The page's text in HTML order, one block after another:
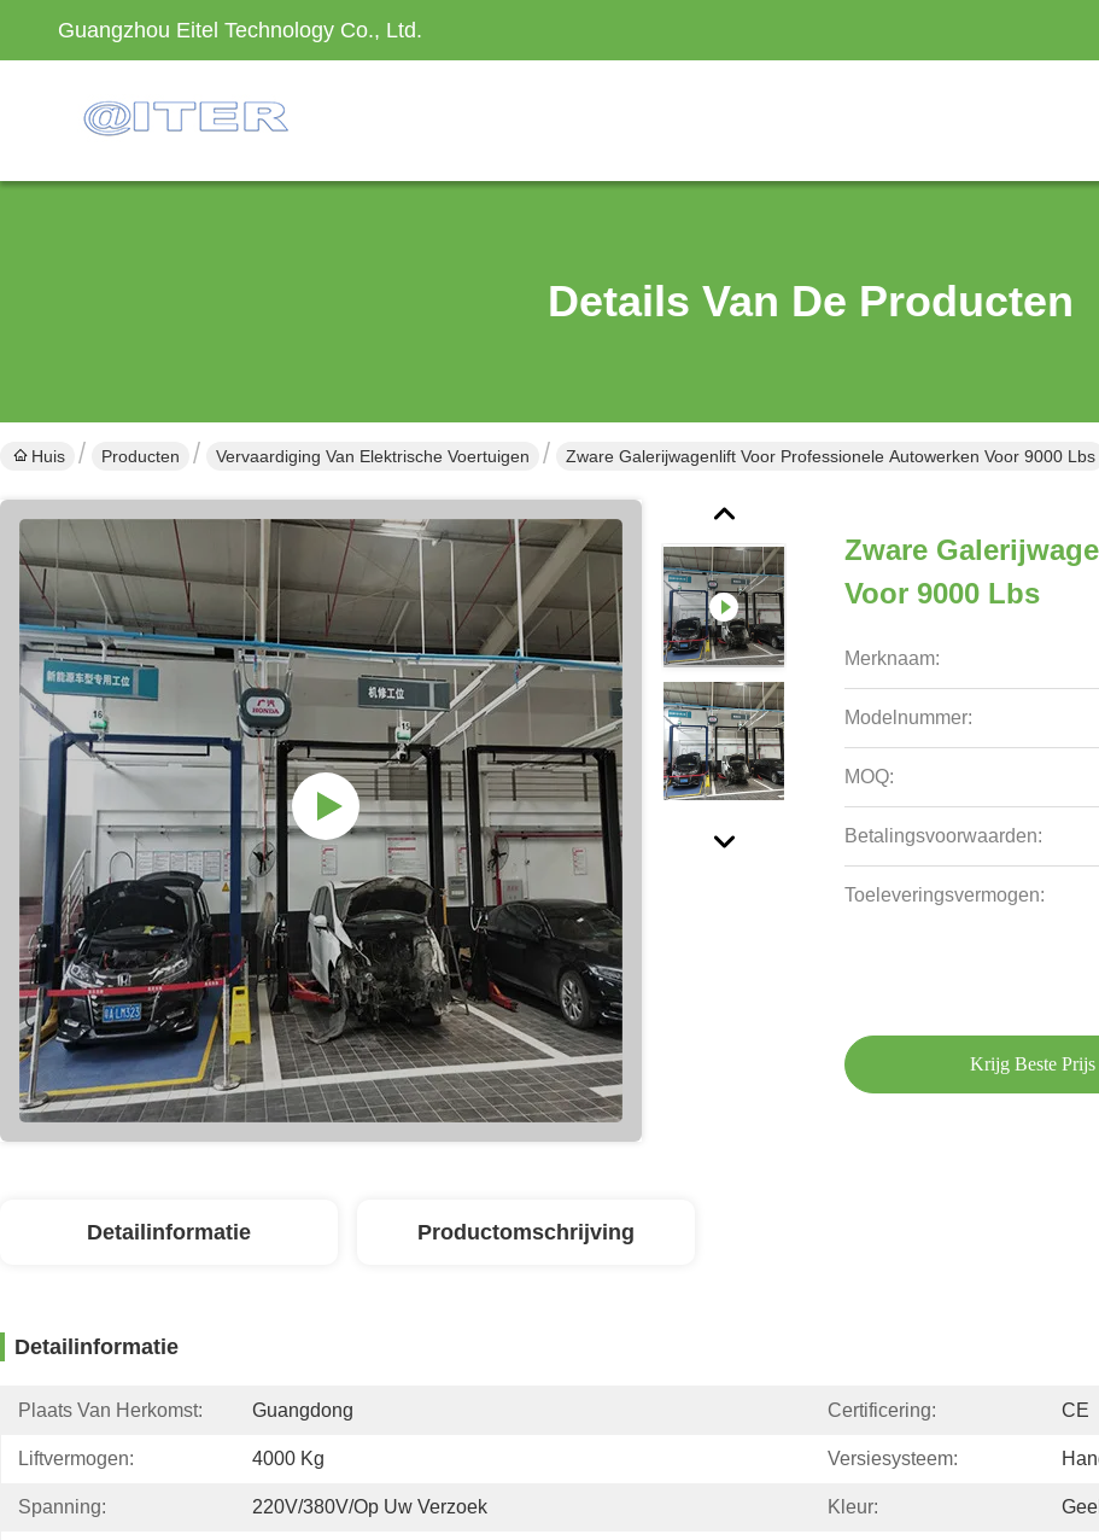
Guangzhou Eitel Technology Co., Ltd.
Details Van De Producten
Huis Producten Vervaardiging Van Elektrische Voertuigen Zware Galerijwagenlift Voor Professionele Autowerken Voor 9000 Lbs
Zware
Voor 9000 Lbs
Merknaam:
Modelnummer:
MOQ:
Betalingsvoorwaarden:
Toeleveringsvermogen:
Krijg Beste Prijs
Detailinformatie Productomschrijving
Detailinformatie
Plaats Van Herkomst: Guangdong Certificering: CE
Liftvermogen: 4000 Kg Versiesysteem:
Spanning: 220V/380V/op Uw Verzoek Kleur: